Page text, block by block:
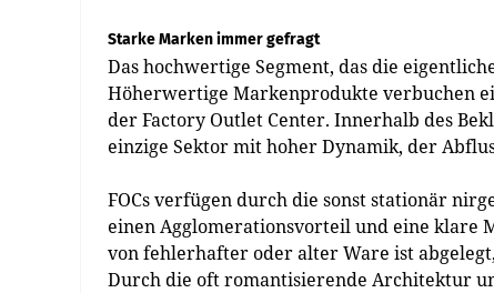
Starke Marken immer gefragt
Das hochwertige Segment, das die
Höherwertige Markenprodukte verbuchen
der Factory Outlet Center. Innerhalb des
einzige Sektor mit hoher Dynamik, der
FOCs verfügen durch die sonst stationär
einen Agglomerationsvorteil und eine klare
von fehlerhafter oder alter Ware ist
Durch die oft romantisierende Architektur